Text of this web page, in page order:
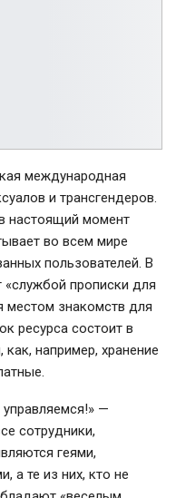
международная
и трансгендеров.
настоящий момент
во всем мире
пользователей. В
прописки для
местом знакомств для
ресурса состоит в
например, хранение
—
сотрудники,
геями,
а те из них, кто не